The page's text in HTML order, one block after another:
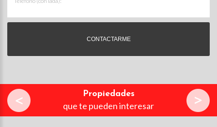
Propiedades
que te pueden interesar